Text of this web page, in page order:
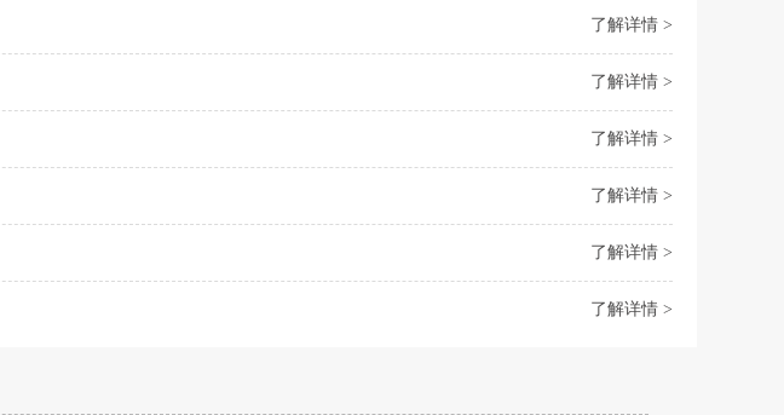
了解详情 >
了解详情 >
了解详情 >
了解详情 >
了解详情 >
了解详情 >